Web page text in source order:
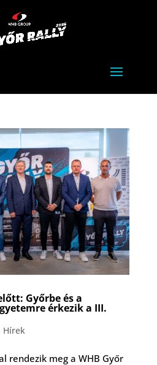
Győrbe és a
érkezik a III.
Hírek
rendezik meg a WHB Győr